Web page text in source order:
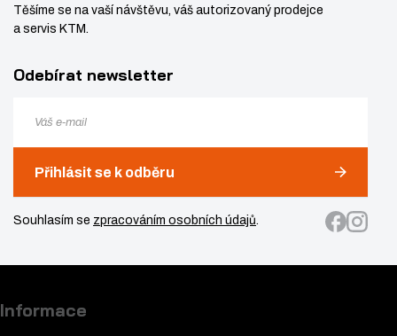
Těšíme se na vaší návštěvu, váš autorizovaný prodejce
a servis KTM.
Odebírat newsletter
Přihlásit se k odběru
Souhlasím se zpracováním osobních údajů.
Informace